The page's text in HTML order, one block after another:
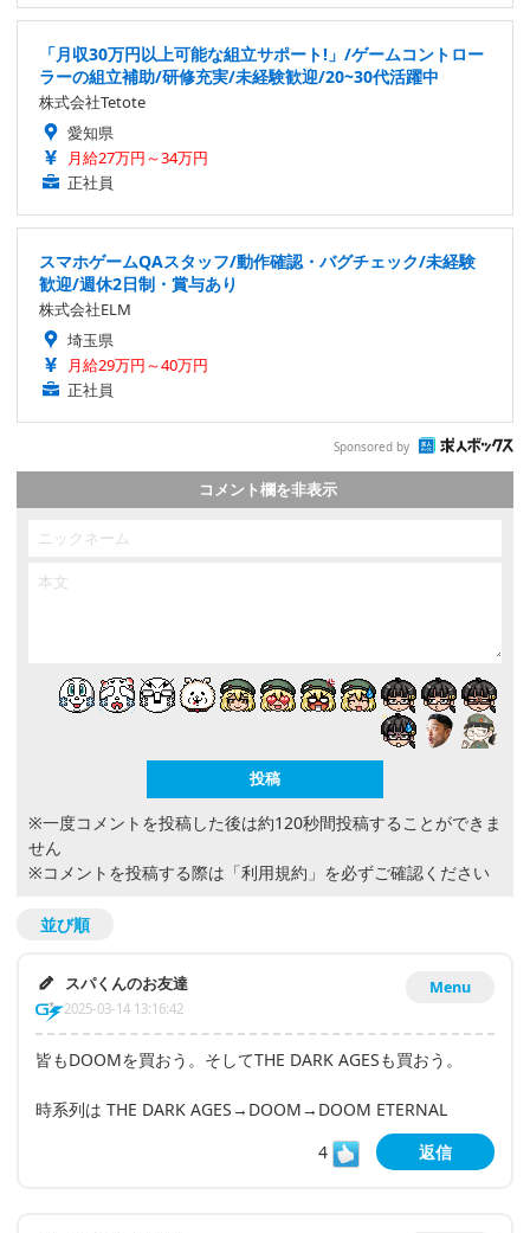
「月収30万円以上可能な組立サポート!」/ゲームコントロー
ラーの組立補助/研修充実/未経験歓迎/20~30代活躍中
株式会社Tetote
愛知県
月給27万円～34万円
正社員
スマホゲームQAスタッフ/動作確認・バグチェック/未経験
歓迎/週休2日制・賞与あり
株式会社ELM
埼玉県
月給29万円～40万円
正社員
Sponsored by
コメント欄を非表示
※一度コメントを投稿した後は約120秒間投稿することができま
せん
※コメントを投稿する際は 「利用規約」 を必ずご確認ください
並び順
Menu
スパくんのお友達
2025-03-14 13:16:42
皆もDOOMを買おう。そしてTHE DARK AGESも買おう。
時系列は THE DARK AGES→DOOM→DOOM ETERNAL
4
返信